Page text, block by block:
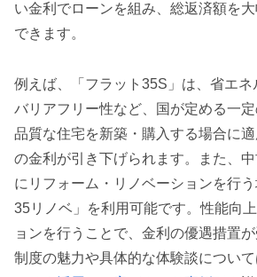
い金利でローンを組み、総返済額を
できます。
例えば、「フラット35S」は、省エネ
バリアフリー性など、国が定める一
品質な住宅を新築・購入する場合に
の金利が引き下げられます。また、
にリフォーム・リノベーションを行
35リノベ」を利用可能です。性能向
ョンを行うことで、金利の優遇措置
制度の魅力や具体的な体験談について